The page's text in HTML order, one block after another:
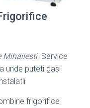
Mihailesti. Service
unde puteti gasi
frigorifice